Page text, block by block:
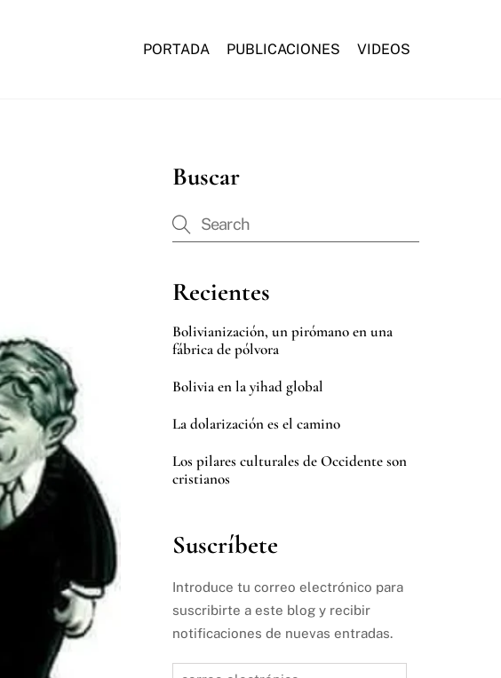
PORTADA PUBLICACIONES VIDEOS
Buscar
Recientes
Bolivianización, un pirómano en una
fábrica de pólvora
Bolivia en la yihad global
La dolarización es el camino
Los pilares culturales de Occidente son
cristianos
Suscríbete
Introduce tu correo electrónico para
suscribirte a este blog y recibir
notificaciones de nuevas entradas.